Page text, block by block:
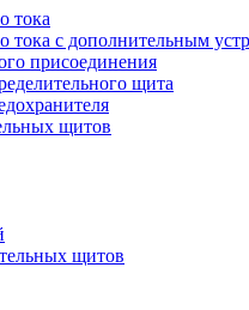
тока
тока с дополнительным
присоединения
щита
щитов
щитов